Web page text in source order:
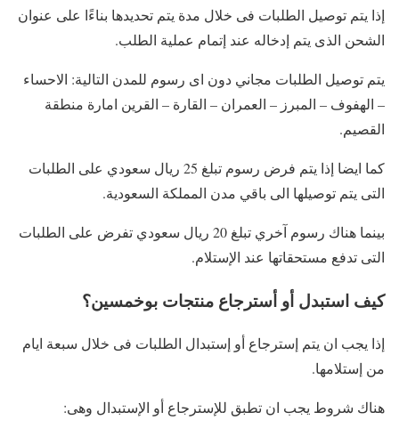
إذا يتم توصيل الطلبات فى خلال مدة يتم تحديدها بناءًا على عنوان
الشحن الذى يتم إدخاله عند إتمام عملية الطلب.
يتم توصيل الطلبات مجاني دون اى رسوم للمدن التالية: الاحساء
– الهفوف – المبرز – العمران – القارة – القرين امارة منطقة
القصيم.
كما ايضا إذا يتم فرض رسوم تبلغ 25 ريال سعودي على الطلبات
التى يتم توصيلها الى باقي مدن المملكة السعودية.
بينما هناك رسوم آخري تبلغ 20 ريال سعودي تفرض على الطلبات
التى تدفع مستحقاتها عند الإستلام.
كيف استبدل أو أسترجاع منتجات بوخمسين؟
إذا يجب ان يتم إسترجاع أو إستبدال الطلبات فى خلال سبعة ايام
من إستلامها.
هناك شروط يجب ان تطبق للإسترجاع أو الإستبدال وهى: